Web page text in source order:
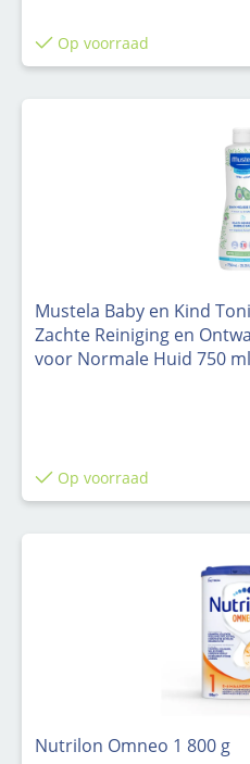
Op voorraad
Mustela Baby en Kind
Zachte Reiniging en
voor Normale Huid 750 ml
Op voorraad
Nutrilon Omneo 1 800 g